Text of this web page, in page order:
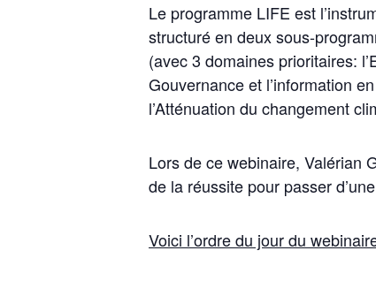
Le programme LIFE est
structuré en deux sous-
(avec 3 domaines prioritaires:
Gouvernance et l’information
l’Atténuation du changement
Lors de ce webinaire, Valérian
de la réussite pour passer
Voici l’ordre du jour du